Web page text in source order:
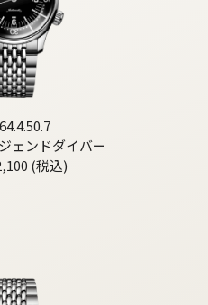
ェンドダイバー
(税込)